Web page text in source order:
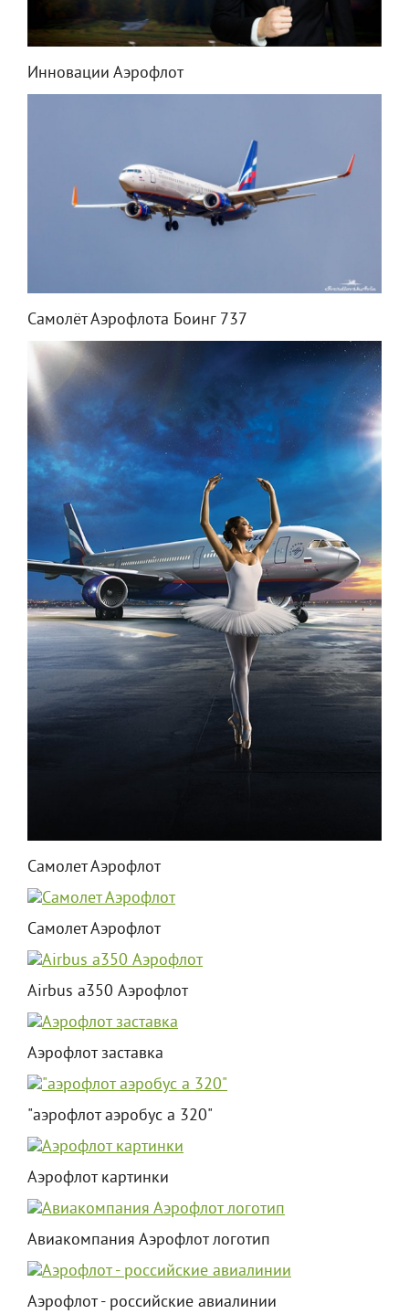
Инновации Аэрофлот
Самолёт Аэрофлота Боинг 737
Самолет Аэрофлот
Самолет Аэрофлот
Airbus a350 Аэрофлот
Аэрофлот заставка
"аэрофлот аэробус а 320"
Аэрофлот картинки
Авиакомпания Аэрофлот логотип
Аэрофлот - российские авиалинии